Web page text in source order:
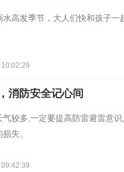
水高发季节，大人们快和孩子一
消防安全记心间
气较多,一定要提高防雷避雷意
失。